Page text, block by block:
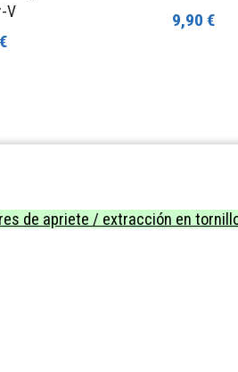
V
9,90 €
de apriete / extracción en